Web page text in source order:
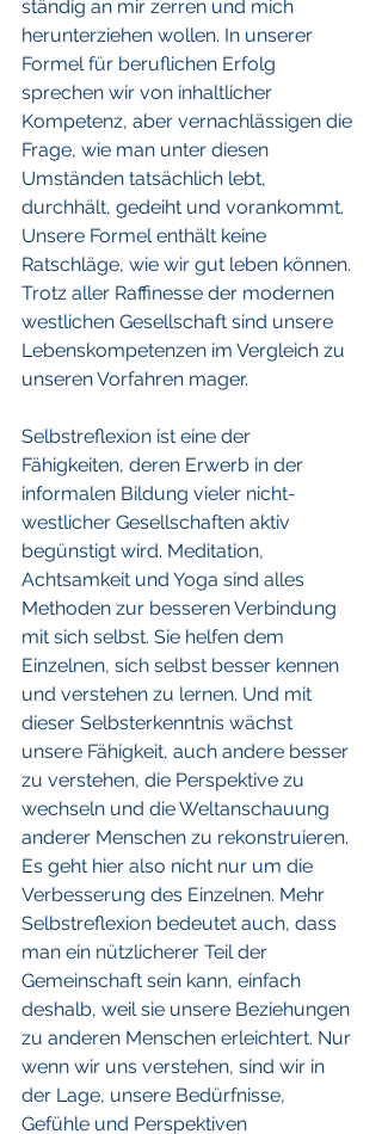
ständig an mir zerren und mich
herunterziehen wollen. In unserer
Formel für beruflichen Erfolg
sprechen wir von inhaltlicher
Kompetenz, aber vernachlässigen die
Frage, wie man unter diesen
Umständen tatsächlich lebt,
durchhält, gedeiht und vorankommt.
Unsere Formel enthält keine
Ratschläge, wie wir gut leben können.
Trotz aller Raffinesse der modernen
westlichen Gesellschaft sind unsere
Lebenskompetenzen im Vergleich zu
unseren Vorfahren mager.
Selbstreflexion ist eine der
Fähigkeiten, deren Erwerb in der
informalen Bildung vieler nicht-
westlicher Gesellschaften aktiv
begünstigt wird. Meditation,
Achtsamkeit und Yoga sind alles
Methoden zur besseren Verbindung
mit sich selbst. Sie helfen dem
Einzelnen, sich selbst besser kennen
und verstehen zu lernen. Und mit
dieser Selbsterkenntnis wächst
unsere Fähigkeit, auch andere besser
zu verstehen, die Perspektive zu
wechseln und die Weltanschauung
anderer Menschen zu rekonstruieren.
Es geht hier also nicht nur um die
Verbesserung des Einzelnen. Mehr
Selbstreflexion bedeutet auch, dass
man ein nützlicherer Teil der
Gemeinschaft sein kann, einfach
deshalb, weil sie unsere Beziehungen
zu anderen Menschen erleichtert. Nur
wenn wir uns verstehen, sind wir in
der Lage, unsere Bedürfnisse,
Gefühle und Perspektiven